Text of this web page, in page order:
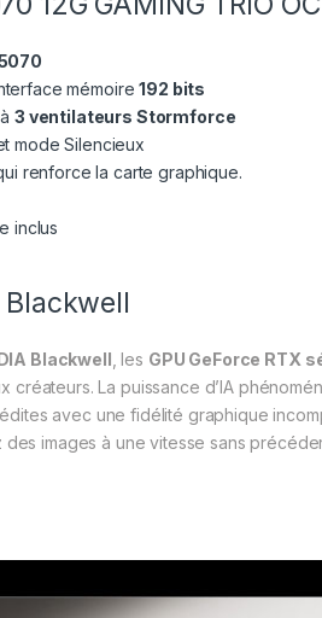
mémoire192 bits
3 ventilateurs Stormforce
mode Silencieux
renforce la carte graphique.
inclus
Blackwell , les GPU GeForce RTX
créateurs. La puissance d’IA
avec une fidélité graphique
des images à une vitesse sans